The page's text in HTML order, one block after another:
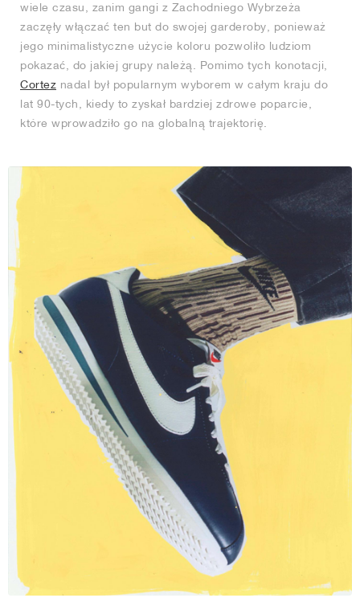
wiele czasu, zanim gangi z Zachodniego Wybrzeża
zaczęły włączać ten but do swojej garderoby, ponieważ
jego minimalistyczne użycie koloru pozwoliło ludziom
pokazać, do jakiej grupy należą. Pomimo tych konotacji,
Cortez nadal był popularnym wyborem w całym kraju do
lat 90-tych, kiedy to zyskał bardziej zdrowe poparcie,
które wprowadziło go na globalną trajektorię.